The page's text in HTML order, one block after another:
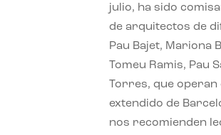
julio, ha sido
de arquitectos de
Pau Bajet, Mariona
Tomeu Ramis, Pau
Torres, que
extendido de
nos recomienden